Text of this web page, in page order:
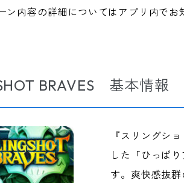
ン内容の詳細についてはアプリ内でお
BRAVES 基本情報
『スリングシ
した「ひっぱ
す。爽快感抜